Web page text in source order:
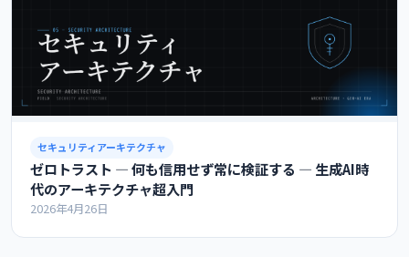
セキュリティアーキテクチャ
ゼロトラスト ― 何も信用せず常に検証する ― 生成AI時
代のアーキテクチャ超入門
2026年4月26日